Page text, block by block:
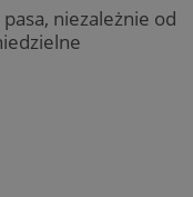
niezależnie od